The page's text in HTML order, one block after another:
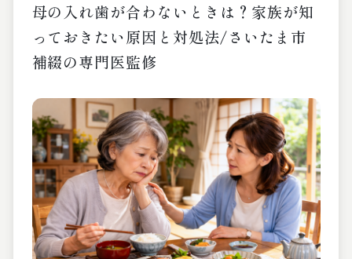
母の入れ歯が合わないときは？家族が知
っておきたい原因と対処法/さいたま市
補綴の専門医監修